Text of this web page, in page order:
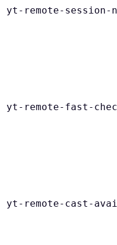
yt-remote-session-
yt-remote-fast-
yt-remote-cast-